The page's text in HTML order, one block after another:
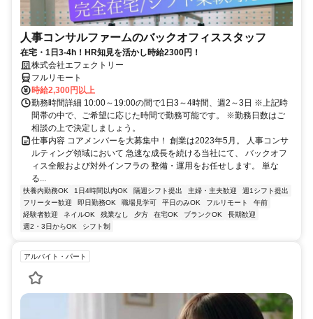
人事コンサルファームのバックオフィススタッフ
在宅・1日3-4h！HR知見を活かし時給2300円！
株式会社エフェクトリー
フルリモート
時給2,300円以上
勤務時間詳細 10:00～19:00の間で1日3～4時間、週2～3日 ※上記時
間帯の中で、ご希望に応じた時間で勤務可能です。 ※勤務日数はご
相談の上で決定しましょう。
仕事内容 コアメンバーを大募集中！ 創業は2023年5月。 人事コンサ
ルティング領域において 急速な成長を続ける当社にて、 バックオフ
ィス全般および対外インフラの 整備・運用をお任せします。 単な
る...
扶養内勤務OK 1日4時間以内OK 隔週シフト提出 主婦・主夫歓迎
週1シフト提出
フリーター歓迎
即日勤務OK 職場見学可 平日のみOK フルリモート
午前
経験者歓迎
ネイルOK 残業なし 夕方 在宅OK ブランクOK
長期歓迎
週2・3日からOK
シフト制
アルバイト・パート